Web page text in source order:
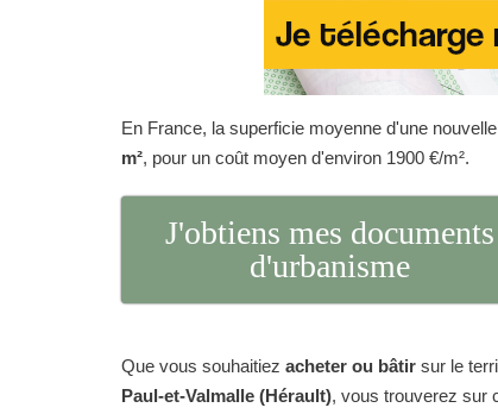
En France, la superficie moyenne d'une
m², pour un coût moyen d'environ 1900 €/m².
J'obtiens mes documents
d'urbanisme
Que vous souhaitiez acheter ou bâtir sur le
Paul-et-Valmalle (Hérault), vous trouverez sur